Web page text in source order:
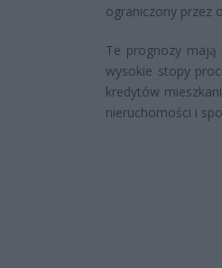
ograniczony przez
Te prognozy mają
wysokie stopy
kredytów
nieruchomości i